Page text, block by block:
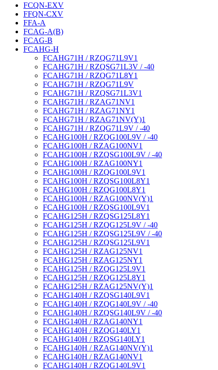
FCQN-EXV
FFQN-CXV
FFA-A
FCAG-A(B)
FCAG-B
FCAHG-H
FCAHG71H / RZQG71L9V1
FCAHG71H / RZQSG71L3V / -40
FCAHG71H / RZQG71L8Y1
FCAHG71H / RZQG71L9V
FCAHG71H / RZQSG71L3V1
FCAHG71H / RZAG71NV1
FCAHG71H / RZAG71NY1
FCAHG71H / RZAG71NV(Y)1
FCAHG71H / RZQG71L9V / -40
FCAHG100H / RZQG100L9V / -40
FCAHG100H / RZAG100NV1
FCAHG100H / RZQSG100L9V / -40
FCAHG100H / RZAG100NY1
FCAHG100H / RZQG100L9V1
FCAHG100H / RZQSG100L8Y1
FCAHG100H / RZQG100L8Y1
FCAHG100H / RZAG100NV(Y)1
FCAHG100H / RZQSG100L9V1
FCAHG125H / RZQSG125L8Y1
FCAHG125H / RZQG125L9V / -40
FCAHG125H / RZQSG125L9V / -40
FCAHG125H / RZQSG125L9V1
FCAHG125H / RZAG125NV1
FCAHG125H / RZAG125NY1
FCAHG125H / RZQG125L9V1
FCAHG125H / RZQG125L8Y1
FCAHG125H / RZAG125NV(Y)1
FCAHG140H / RZQSG140L9V1
FCAHG140H / RZQG140L9V / -40
FCAHG140H / RZQSG140L9V / -40
FCAHG140H / RZAG140NY1
FCAHG140H / RZQG140LY1
FCAHG140H / RZQSG140LY1
FCAHG140H / RZAG140NV(Y)1
FCAHG140H / RZAG140NV1
FCAHG140H / RZQG140L9V1